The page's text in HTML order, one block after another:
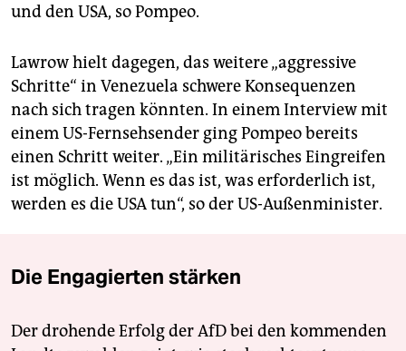
und den USA, so Pompeo.
Lawrow hielt dagegen, das weitere „aggressive
Schritte“ in Venezuela schwere Konsequenzen
nach sich tragen könnten. In einem Interview mit
einem US-Fernsehsender ging Pompeo bereits
einen Schritt weiter. „Ein militärisches Eingreifen
ist möglich. Wenn es das ist, was erforderlich ist,
werden es die USA tun“, so der US-Außenminister.
Die Engagierten stärken
Der drohende Erfolg der AfD bei den kommenden